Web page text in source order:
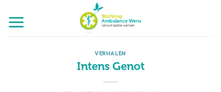
naar
inhoud
VERHALEN
Intens Genot